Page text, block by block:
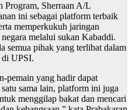
Program, Sherraan A/L
ini sebagai platform terbaik
memperkukuh jaringan
melalui sukan Kabaddi.
semua pihak yang terlibat dalam
di UPSI.
pemain yang hadir dapat
sama lain, platform ini juga
menggilap bakat dan mencari